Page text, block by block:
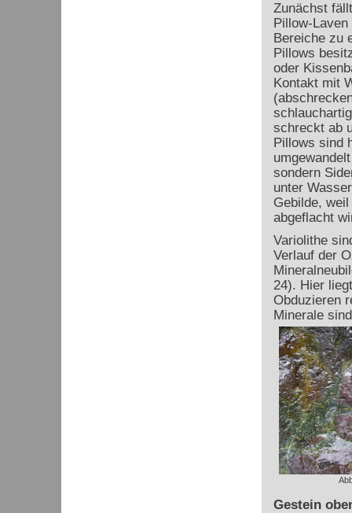
Zunächst
Pillow-
Bereiche zu
Pillows
oder
Kontakt mit
schreckt ab
Pillows sind
sondern
unter
Gebilde,
abgeflacht
Variolithe
Verlauf der
24). Hier
Obduzieren
Minerale
Gestein